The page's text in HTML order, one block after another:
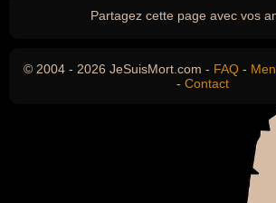
Partagez cette page avec vos
© 2004 - 2026 JeSuisMort.com - FAQ -
- Contact